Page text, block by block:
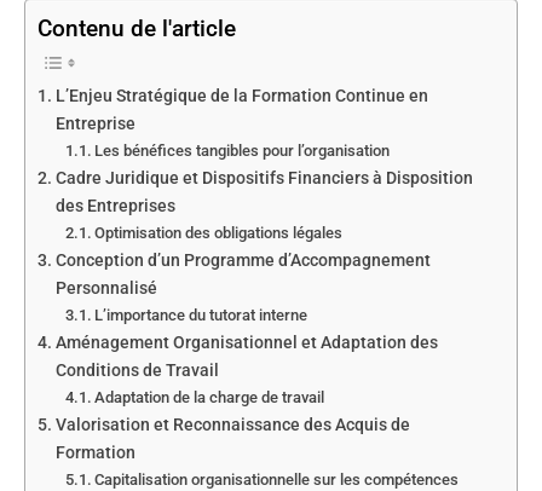
Contenu de l'article
L’Enjeu Stratégique de la Formation Continue en
Entreprise
Les bénéfices tangibles pour l’organisation
Cadre Juridique et Dispositifs Financiers à Disposition
des Entreprises
Optimisation des obligations légales
Conception d’un Programme d’Accompagnement
Personnalisé
L’importance du tutorat interne
Aménagement Organisationnel et Adaptation des
Conditions de Travail
Adaptation de la charge de travail
Valorisation et Reconnaissance des Acquis de
Formation
Capitalisation organisationnelle sur les compétences